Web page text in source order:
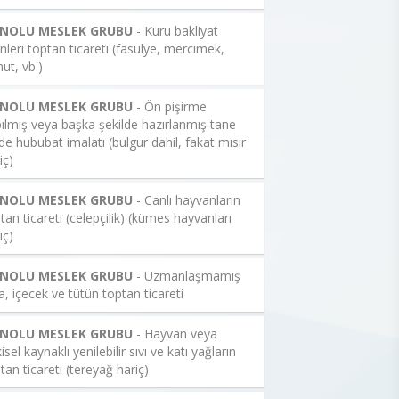
MESLEK GRUBU - Kuru bakliyat
toptan ticareti (fasulye, mercimek,
vb.)
MESLEK GRUBU - Ön pişirme
veya başka şekilde hazırlanmış tane
hububat imalatı (bulgur dahil, fakat mısır
MESLEK GRUBU - Canlı hayvanların
ticareti (celepçilik) (kümes hayvanları
MESLEK GRUBU - Uzmanlaşmamış
içecek ve tütün toptan ticareti
MESLEK GRUBU - Hayvan veya
kaynaklı yenilebilir sıvı ve katı yağların
ticareti (tereyağ hariç)